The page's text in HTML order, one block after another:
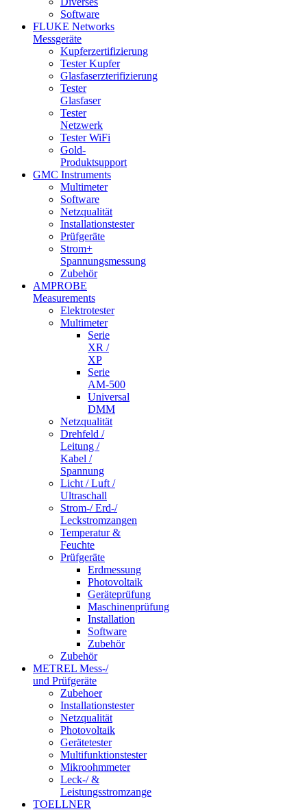
Software
FLUKE Networks
Messgeräte
Kupferzertifizierung
Tester Kupfer
Glasfaserzterifizierung
Tester
Glasfaser
Tester
Netzwerk
Tester WiFi
Gold-
Produktsupport
GMC Instruments
Multimeter
Software
Netzqualität
Installationstester
Prüfgeräte
Strom+
Spannungsmessung
Zubehör
AMPROBE
Measurements
Elektrotester
Multimeter
Serie
XR /
XP
Serie
AM-500
Universal
DMM
Netzqualität
Drehfeld /
Leitung /
Kabel /
Spannung
Licht / Luft /
Ultraschall
Strom-/ Erd-/
Leckstromzangen
Temperatur &
Feuchte
Prüfgeräte
Erdmessung
Photovoltaik
Geräteprüfung
Maschinenprüfung
Installation
Software
Zubehör
Zubehör
METREL Mess-/
und Prüfgeräte
Zubehoer
Installationstester
Netzqualität
Photovoltaik
Gerätetester
Multifunktionstester
Mikroohmmeter
Leck-/ &
Leistungsstromzange
TOELLNER